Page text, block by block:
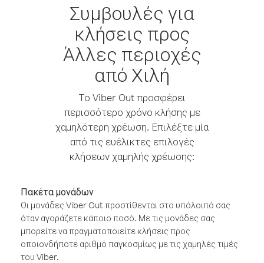
Συμβουλές για
κλήσεις προς
Άλλες περιοχές
από Χιλή
Το Viber Out προσφέρει
περισσότερο χρόνο κλήσης με
χαμηλότερη χρέωση. Επιλέξτε μία
από τις ευέλικτες επιλογές
κλήσεων χαμηλής χρέωσης:
Πακέτα μονάδων
Οι μονάδες Viber Out προστίθενται στο υπόλοιπό σας
όταν αγοράζετε κάποιο ποσό. Με τις μονάδες σας
μπορείτε να πραγματοποιείτε κλήσεις προς
οποιονδήποτε αριθμό παγκοσμίως με τις χαμηλές τιμές
του Viber.